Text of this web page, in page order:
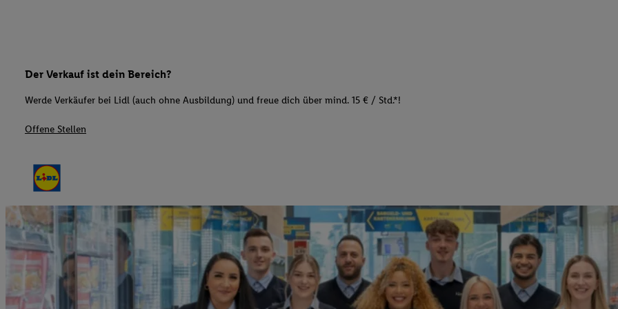
Der Verkauf ist dein Bereich?
Werde Verkäufer bei Lidl (auch ohne Ausbildung) und freue dich über mind. 15 € / Std.*!
Offene Stellen